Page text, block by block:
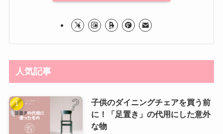
人気記事
子供のダイニングチェアを買う前
に！「足置き」の代用にした意外
な物